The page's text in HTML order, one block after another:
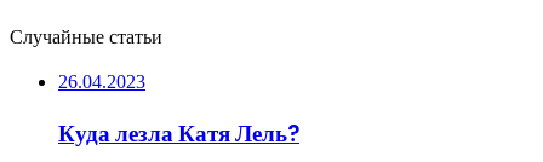
Случайные статьи
26.04.2023
Куда лезла Катя Лель?